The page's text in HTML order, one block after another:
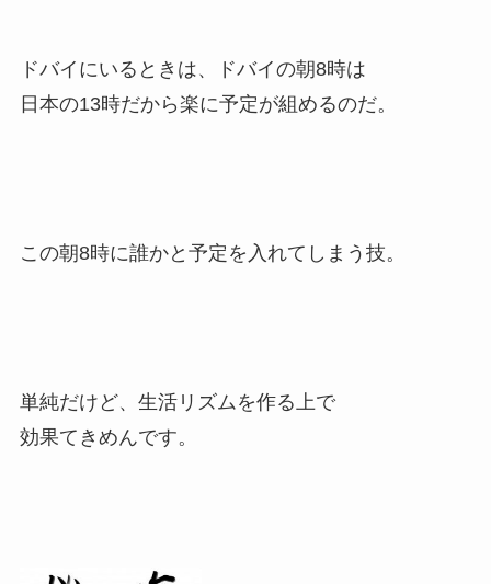
ドバイにいるときは、ドバイの朝8時は
日本の13時だから楽に予定が組めるのだ。
この朝8時に誰かと予定を入れてしまう技。
単純だけど、生活リズムを作る上で
効果てきめんです。